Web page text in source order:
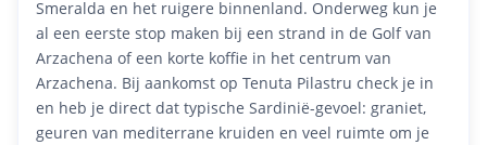
Smeralda en het ruigere binnenland. Onderweg kun je
al een eerste stop maken bij een strand in de Golf van
Arzachena of een korte koffie in het centrum van
Arzachena. Bij aankomst op Tenuta Pilastru check je in
en heb je direct dat typische Sardinië-gevoel: graniet,
geuren van mediterrane kruiden en veel ruimte om je